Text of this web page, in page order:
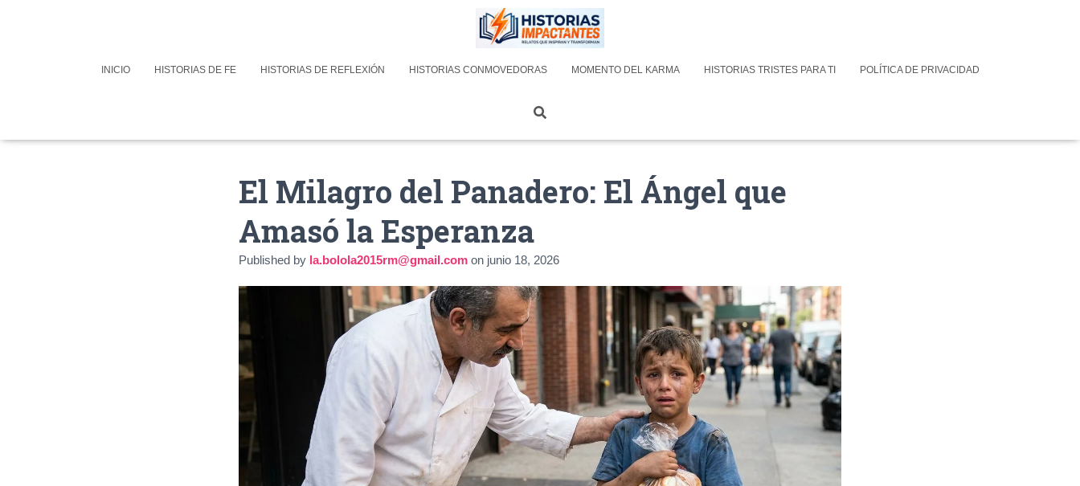
INICIO HISTORIAS DE FE HISTORIAS DE REFLEXIÓN HISTORIAS CONMOVEDORAS MOMENTO DEL KARMA HISTORIAS TRISTES PARA TI POLÍTICA DE PRIVACIDAD
El Milagro del Panadero: El Ángel que
Amasó la Esperanza
Published by la.bolola2015rm@gmail.com on junio 18, 2026